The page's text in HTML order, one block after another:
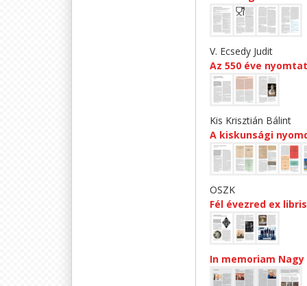
V. Ecsedy Judit
Az 550 éve
Kis Krisztián Bálint
A kiskunsági
OSZK
Fél évezred ex
In memoriam